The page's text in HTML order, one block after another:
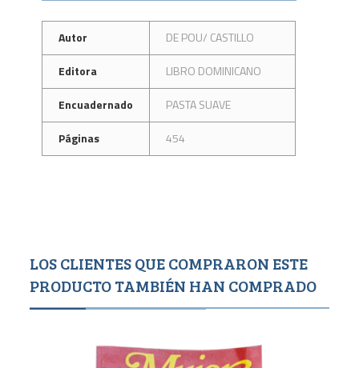
Autor
DE POU/ CASTILLO
Editora
LIBRO DOMINICANO
Encuadernado
PASTA SUAVE
Páginas
454
LOS CLIENTES QUE COMPRARON ESTE
PRODUCTO TAMBIÉN HAN COMPRADO